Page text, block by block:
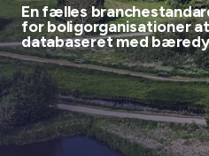
En fælles
for boligorganisationer
databaseret med